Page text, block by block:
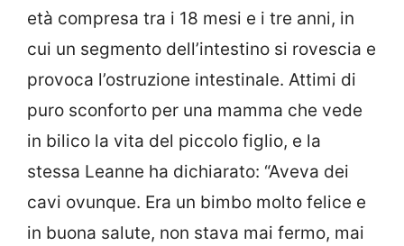
età compresa tra i 18 mesi e i tre anni, in
cui un segmento dell’intestino si rovescia e
provoca l’ostruzione intestinale. Attimi di
puro sconforto per una mamma che vede
in bilico la vita del piccolo figlio, e la
stessa Leanne ha dichiarato: “Aveva dei
cavi ovunque. Era un bimbo molto felice e
in buona salute, non stava mai fermo, mai